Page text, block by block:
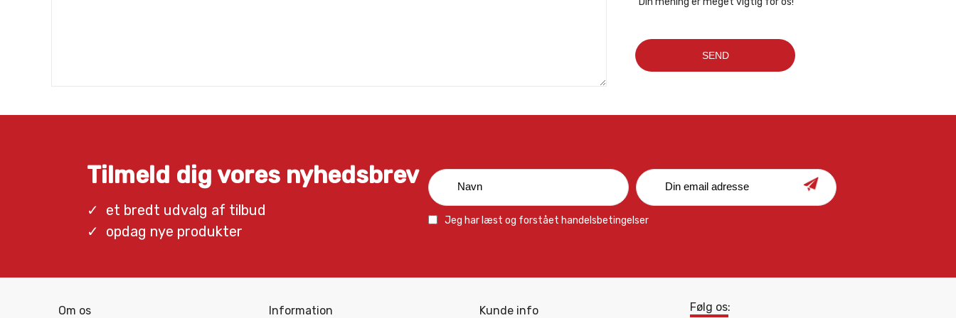
Tilmeld dig vores nyhedsbrev
et bredt udvalg af tilbud
opdag nye produkter
Jeg har læst og forstået handelsbetingelser
Om os Information Kunde info Følg os: